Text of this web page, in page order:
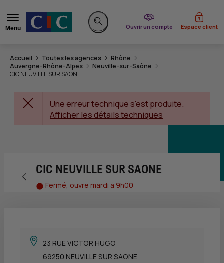
Menu
Rechercher sur le site
Ouvrir un compte
du CIC Espace client
Accueil Toutes les agences
Rhône
Auvergne-Rhône-Alpes
Neuville-sur-Saône
CIC NEUVILLE SUR SAONE
Une erreur technique s'est produite.
Afficher les détails techniques
Retour vers la page précédente
CIC NEUVILLE SUR SAONE
Fermé, ouvre mardi à 9h00
23 RUE VICTOR HUGO
69250 NEUVILLE SUR SAONE